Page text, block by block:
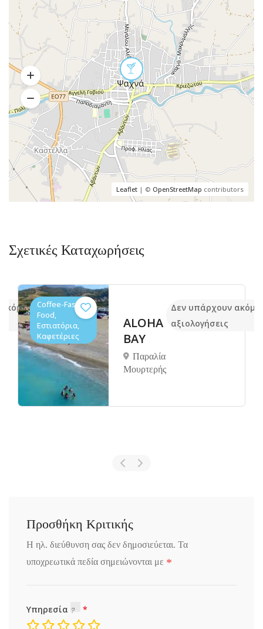
Leaflet | © OpenStreetMap contributors
Σχετικές Καταχωρήσεις
Coffee-Fast
Food,
Εστιατόρια,
Καφετέριες
ALOHA
BAY
Παραλία
Μουρτερής
Δεν υπάρχουν ακόμα
αξιολογήσεις
Προσθήκη Κριτικής
Η ηλ. διεύθυνση σας δεν δημοσιεύεται. Τα
υποχρεωτικά πεδία σημειώνονται με *
Υπηρεσία